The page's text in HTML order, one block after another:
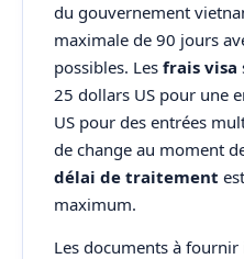
du gouvernement
maximale de 90 jours
possibles. Les frais visa
25 dollars US pour une
US pour des entrées
de change au moment
délai de traitement
maximum.
Les documents à